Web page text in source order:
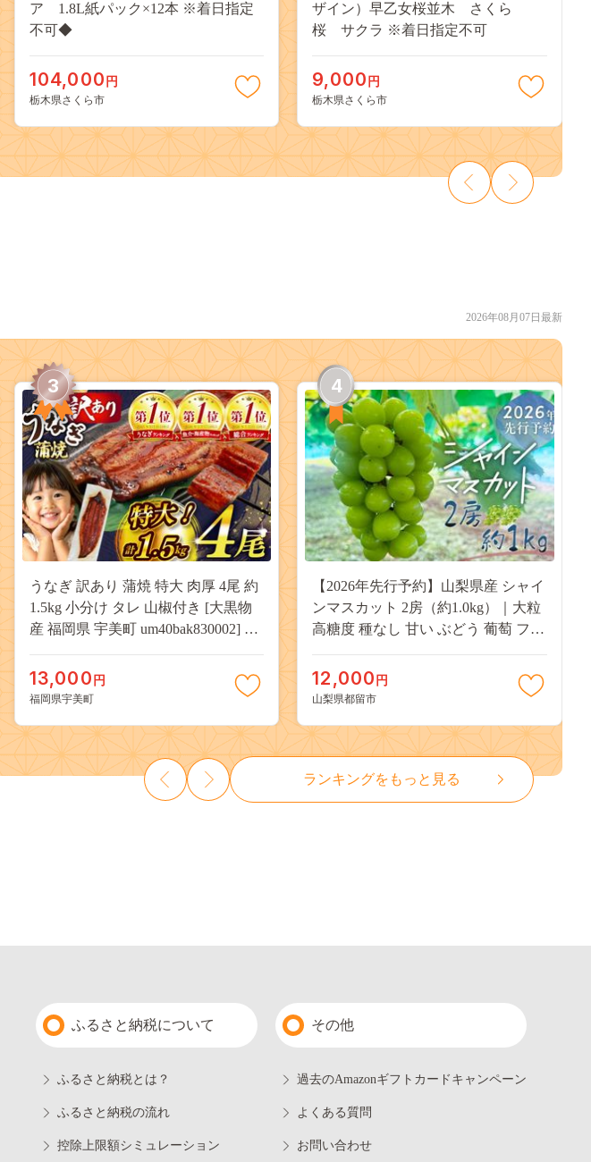
ア 1.8L紙パック×12本 ※着日指定
不可◆
104,000 円
栃木県さくら市
ザイン）早乙女桜並木 さくら
桜 サクラ ※着日指定不可
9,000 円
栃木県さくら市
2026年08月07日最新
3
うなぎ 訳あり 蒲焼 特大 肉厚 4尾 約
1.5kg 小分け タレ 山椒付き [大黒物
産 福岡県 宇美町 um40bak830002] 不
うなぎ蒲焼 鰻蒲焼き 蒲焼き かば焼
き 真空パック 個包装 冷凍 13000
13,000 円
福岡県宇美町
4
【2026年先行予約】山梨県産 シャイ
ンマスカット 2房（約1.0kg）｜大粒
高糖度 種なし 甘い ぶどう 葡萄 フル
JX003
12,000 円
山梨県都留市
ランキングをもっと見る
ふるさと納税について
ふるさと納税とは？
ふるさと納税の流れ
控除上限額シミュレーション
その他
過去のAmazonギフトカードキャンペーン
よくある質問
お問い合わせ